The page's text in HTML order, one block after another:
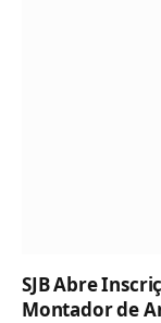
SJB Abre
Montador de